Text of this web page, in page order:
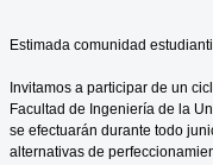
Estimada comunidad
Invitamos a participar de un
Facultad de Ingeniería de la
se efectuarán durante todo
alternativas de